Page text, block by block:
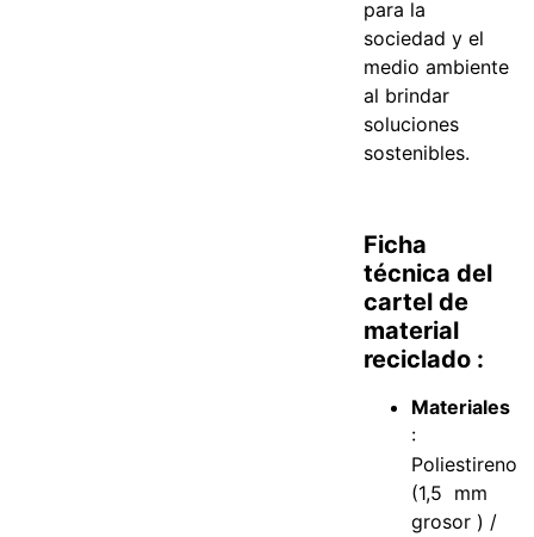
para la
sociedad y el
medio ambiente
al brindar
soluciones
sostenibles.
Ficha
técnica del
cartel de
material
reciclado :
Materiales
:
Poliestireno
(1,5 mm
grosor ) /